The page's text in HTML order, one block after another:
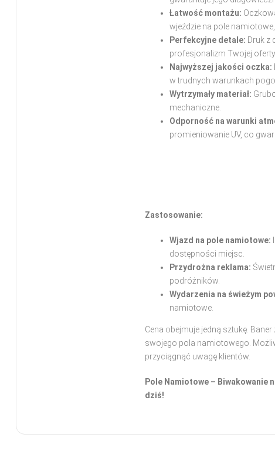
Łatwość montażu:
wjeździe na pole
Perfekcyjne detale: Druk z
profesjonalizm Twojej oferty.
Najwyższej jakości oczka:
w trudnych warunkach
Wytrzymały materiał:
mechaniczne.
Odporność na warunki
promieniowanie UV, co
Zastosowanie:
Wjazd na pole namiotowe:
dostępności miejsc.
Przydrożna reklama:
podróżników.
Wydarzenia na świeżym
namiotowe.
Cena obejmuje jedną sztukę.
swojego pola namiotowego.
przyciągnąć uwagę klientów.
Pole Namiotowe – Biwakowanie
dziś!